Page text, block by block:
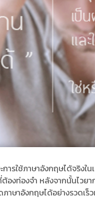
รใช้ภาษาอังกฤษได้จริง
องท่องจำ หลังจากนั้นไ
ษาอังกฤษได้อย่างรวดเร็ว